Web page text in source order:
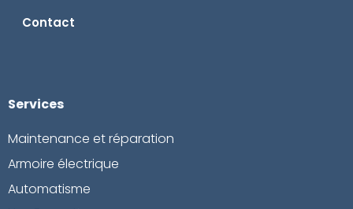
Contact
Services
Maintenance et réparation
Armoire électrique
Automatisme